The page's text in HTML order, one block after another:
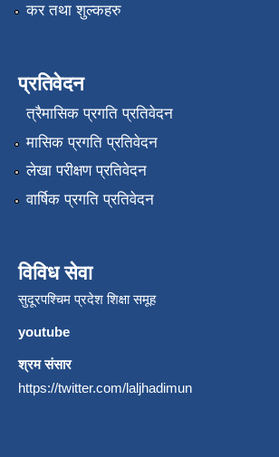
कर तथा शुल्कहरु
प्रतिवेदन
त्रैमासिक प्रगति प्रतिवेदन
मासिक प्रगति प्रतिवेदन
लेखा परीक्षण प्रतिवेदन
वार्षिक प्रगति प्रतिवेदन
विविध सेवा
सुदूरपश्चिम प्रदेश शिक्षा समूह
youtube
श्रम संसार
https://twitter.com/laljhadimun